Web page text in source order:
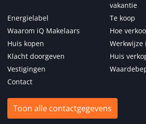
vakantie
Energielabel
Te koop
Waarom iQ Makelaars
Hoe
Huis kopen
Werkwijze
Klacht doorgeven
Huis
Vestigingen
Contact
Toon alle contactgegevens